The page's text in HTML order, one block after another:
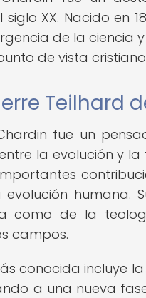
XX. Nacido en
de la ciencia
de vista
Teilhard
fue un
la evolución y
humana.
como de la
campos.
conocida incluye
a una nueva